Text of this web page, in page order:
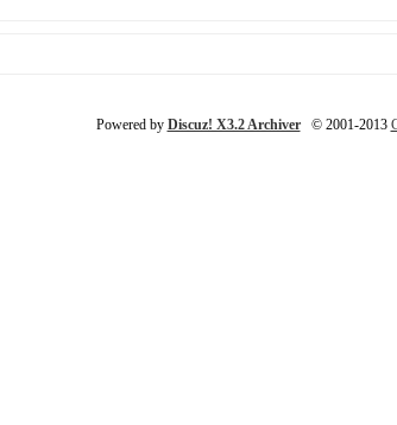
Powered by Discuz! X3.2 Archiver© 2001-2013